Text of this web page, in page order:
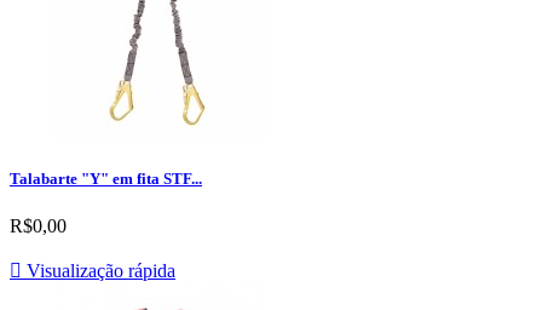
Talabarte "Y" em fita STF...
R$0,00
 Visualização rápida